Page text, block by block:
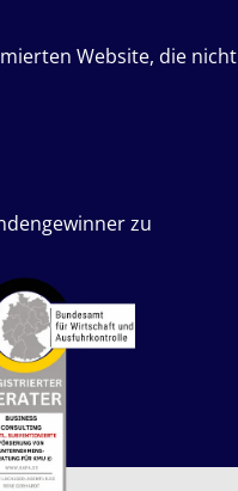
Website, die nicht
zu